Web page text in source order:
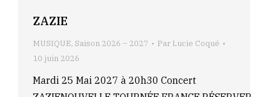
ZAZIE
MUSIQUE, Saison 2026 – 2027 Par Lucie Coqué
10 juin 2026
Mardi 25 Mai 2027 à 20h30 Concert